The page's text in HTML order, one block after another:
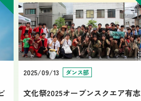
2025/09/13 ダンス部
文化祭2025オープンスクエア有志